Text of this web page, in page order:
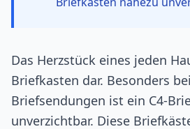
Das Herzstück eines jeden
Briefkasten dar. Besonders
Briefsendungen ist ein C4-
unverzichtbar. Diese